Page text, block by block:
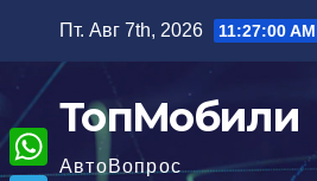
содержимому
Пт. Авг 7th, 2026 11:27:01 AM
ТопМобили
АвтоВопрос